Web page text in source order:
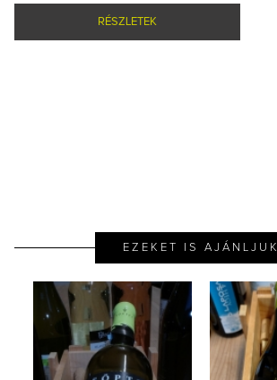
RÉSZLETEK
EZEKET IS AJÁNLJUK